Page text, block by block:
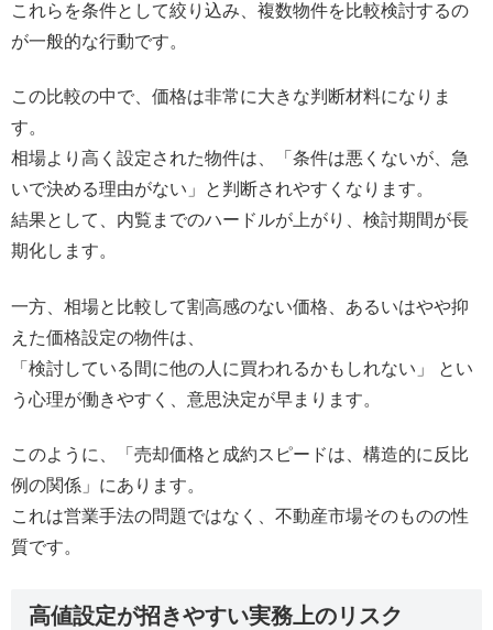
これらを条件として絞り込み、複数物件を比較検討するの
が一般的な行動です。
この比較の中で、価格は非常に大きな判断材料になりま
す。
相場より高く設定された物件は、「条件は悪くないが、急
いで決める理由がない」と判断されやすくなります。
結果として、内覧までのハードルが上がり、検討期間が長
期化します。
一方、相場と比較して割高感のない価格、あるいはやや抑
えた価格設定の物件は、
「検討している間に他の人に買われるかもしれない」 とい
う心理が働きやすく、意思決定が早まります。
このように、「売却価格と成約スピードは、構造的に反比
例の関係」にあります。
これは営業手法の問題ではなく、不動産市場そのものの性
質です。
高値設定が招きやすい実務上のリスク